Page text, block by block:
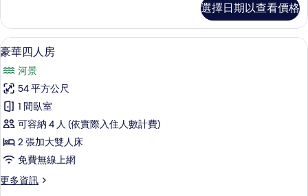
相
片
三
人
房
詳
情
選擇日期以查看價格
顯
示
豪
華
四
人
房
的
所
高級寢具、羽絨被、客房內保險箱、書
1
豪華四人房
河景
54 平方公尺
1 間臥室
可容納 4 人 (依實際入住人數計費)
2 張加大雙人床
免費無線上網
更多資訊
更